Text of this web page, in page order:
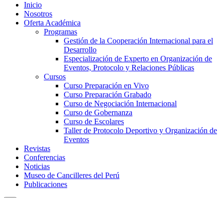
Inicio
Nosotros
Oferta Académica
Programas
Gestión de la Cooperación Internacional para el
Desarrollo
Especialización de Experto en Organización de
Eventos, Protocolo y Relaciones Públicas
Cursos
Curso Preparación en Vivo
Curso Preparación Grabado
Curso de Negociación Internacional
Curso de Gobernanza
Curso de Escolares
Taller de Protocolo Deportivo y Organización de
Eventos
Revistas
Conferencias
Noticias
Museo de Cancilleres del Perú
Publicaciones